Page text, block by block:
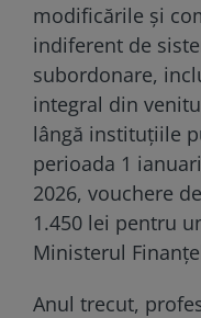
modificările şi
indiferent de
subordonare,
integral din
lângă instituţiile
perioada 1
2026, vouchere
1.450 lei pentru
Ministerul
Anul trecut,